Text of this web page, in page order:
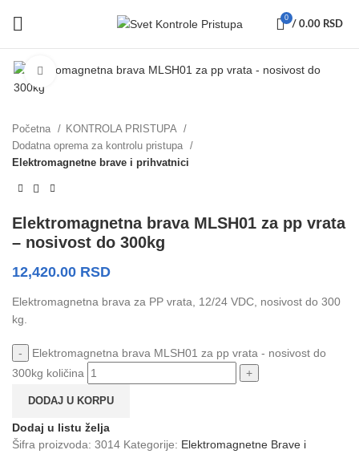
0
/ 0.00 RSD
Click to enlarge
Početna
KONTROLA PRISTUPA
Dodatna oprema za kontrolu pristupa
Elektromagnetne brave i prihvatnici
Elektromagnetna brava MLSH01 za pp vrata
– nosivost do 300kg
12,420.00 RSD
Elektromagnetna brava za PP vrata, 12/24 VDC, nosivost do 300
kg.
Elektromagnetna brava MLSH01 za pp vrata - nosivost do
300kg količina
DODAJ U KORPU
Dodaj u listu želja
Šifra proizvoda: 3014 Kategorije: Elektromagnetne Brave i